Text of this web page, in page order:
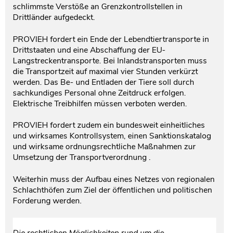
schlimmste Verstöße an Grenzkontrollstellen in
Drittländer aufgedeckt.
PROVIEH fordert ein Ende der Lebendtiertransporte in
Drittstaaten und eine Abschaffung der EU-
Langstreckentransporte. Bei Inlandstransporten muss
die Transportzeit auf maximal vier Stunden verkürzt
werden. Das Be- und Entladen der Tiere soll durch
sachkundiges Personal ohne Zeitdruck erfolgen.
Elektrische Treibhilfen müssen verboten werden.
PROVIEH fordert zudem ein bundesweit einheitliches
und wirksames Kontrollsystem, einen Sanktionskatalog
und wirksame ordnungsrechtliche Maßnahmen zur
Umsetzung der Transportverordnung .
Weiterhin muss der Aufbau eines Netzes von regionalen
Schlachthöfen zum Ziel der öffentlichen und politischen
Forderung werden.